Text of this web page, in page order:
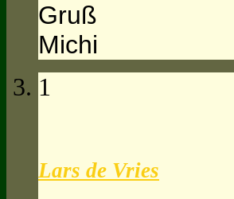
Gruß
Michi
1
Lars de Vries